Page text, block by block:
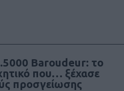
Baroudeur: το
που… ξέχασε
προσγείωσης